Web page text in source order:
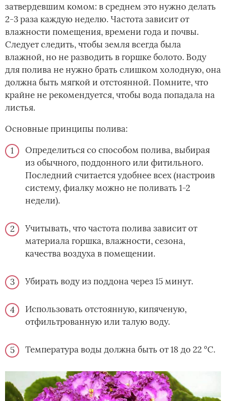
затвердевшим комом: в среднем это нужно делать
2-3 раза каждую неделю. Частота зависит от
влажности помещения, времени года и почвы.
Следует следить, чтобы земля всегда была
влажной, но не разводить в горшке болото. Воду
для полива не нужно брать слишком холодную, она
должна быть мягкой и отстоянной. Помните, что
крайне не рекомендуется, чтобы вода попадала на
листья.
Основные принципы полива:
Определиться со способом полива, выбирая
из обычного, поддонного или фитильного.
Последний считается удобнее всех (настроив
систему, фиалку можно не поливать 1-2
недели).
Учитывать, что частота полива зависит от
материала горшка, влажности, сезона,
качества воздуха в помещении.
Убирать воду из поддона через 15 минут.
Использовать отстоянную, кипяченую,
отфильтрованную или талую воду.
Температура воды должна быть от 18 до 22 °C.